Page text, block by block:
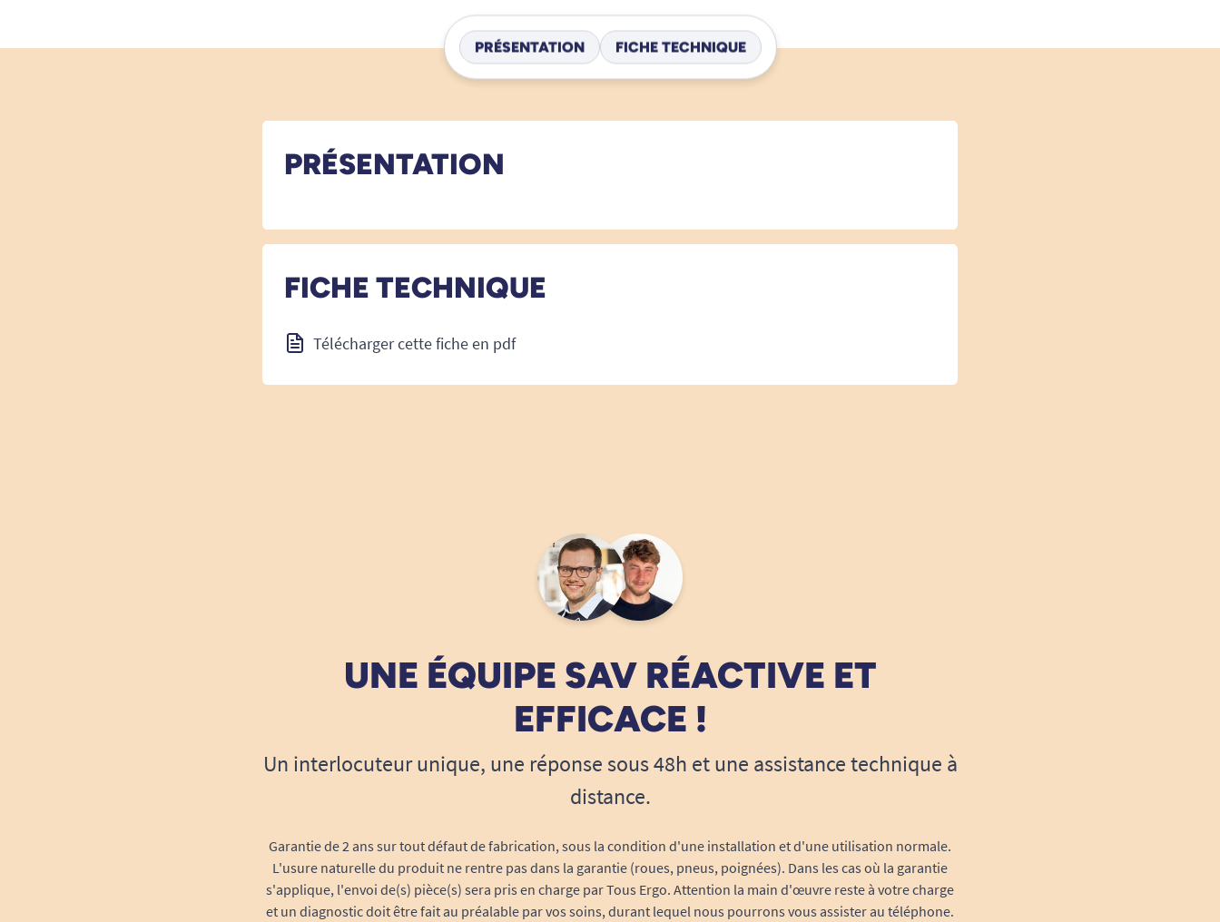
PRÉSENTATION FICHE TECHNIQUE
PRÉSENTATION
FICHE TECHNIQUE
Télécharger cette fiche en pdf
UNE ÉQUIPE SAV RÉACTIVE ET
EFFICACE !
Un interlocuteur unique, une réponse sous 48h et une assistance technique à
distance.
Garantie de 2 ans sur tout défaut de fabrication, sous la condition d'une installation et d'une utilisation normale.
L'usure naturelle du produit ne rentre pas dans la garantie (roues, pneus, poignées). Dans les cas où la garantie
s'applique, l'envoi de(s) pièce(s) sera pris en charge par Tous Ergo. Attention la main d'œuvre reste à votre charge
et un diagnostic doit être fait au préalable par vos soins, durant lequel nous pourrons vous assister au téléphone.